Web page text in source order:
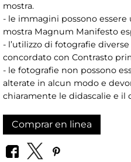
mostra.
- le immagini possono
mostra Magnum Manifesto
- l’utilizzo di fotografie
concordato con Contrasto
- le fotografie non possono
alterate in alcun modo e
chiaramente le didascalie e il
Comprar en linea